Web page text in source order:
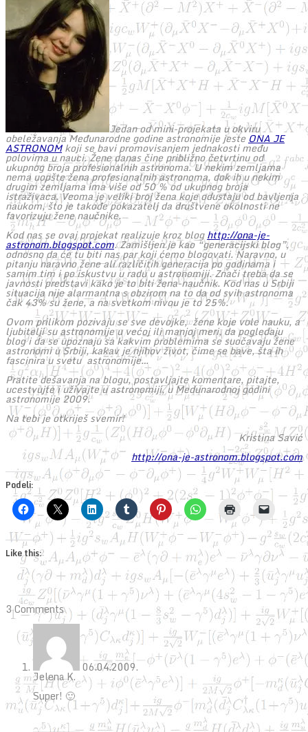
Jedan od mini-projekata u okviru
obeležavanja Međunarodne godine astronomije jeste ONA JE
ASTRONOMkoji se bavi promovisanjem jednakosti među
polovima u nauci. Žene danas čine približno četvrtinu od
ukupnog broja profesionalnih astronoma. U nekim zemljama
nema uopšte žena profesionalnih astronoma, dok ih u nekim
drugim zemljama ima više od 50 % od ukupnog broja
istraživaca. Veoma je veliki broj žena koje odustaju od bavljenja
naukom, što je takođe pokazatelj da društvene okolnosti ne
favorizuju žene naučnike.
Kod nas se ovaj projekat realizuje kroz bloghttp://ona-je-
astronom.blogspot.com. Zamišljen je kao “generacijski blog”,
odnosno da će tu biti nas par koji ćemo blogovati. Naravno, u
pitanju naravno žene ali različitih generacija po godinama i
samim tim i po iskustvu u radu u astronomiji. Znači treba da se
javnosti predstavi kako je to biti žena-naučnik. Kod nas u Srbiji
situacija nije alarmantna s obzirom na to da od svih astronoma
čak 43% su žene, a na svetkom nivou je to 25%.
Ovom prilikom pozivaju se sve devojke, žene koje vole nauku, a
ljubitelji su astronomije u većoj ili manjoj meri, da pogledaju
blog i da se upoznaju sa kakvim problemima se suočavaju žene
astronomi u Srbiji, kakav je njihov život, čime se bave, šta ih
fascinira u svetu astronomije…
Pratite dešavanja na blogu, postavljajte komentare, pitajte,
ucestvujte i uživajte u astronomiji, u Medunarodnoj godini
astronomije 2009.
Na tebi je otkriješ svemir!
Kristina Savić
http://ona-je-astronom.blogspot.com
Podeli:
Like this:
3 Comments
06.04.2009.
Jelena K.
Super! 🙂